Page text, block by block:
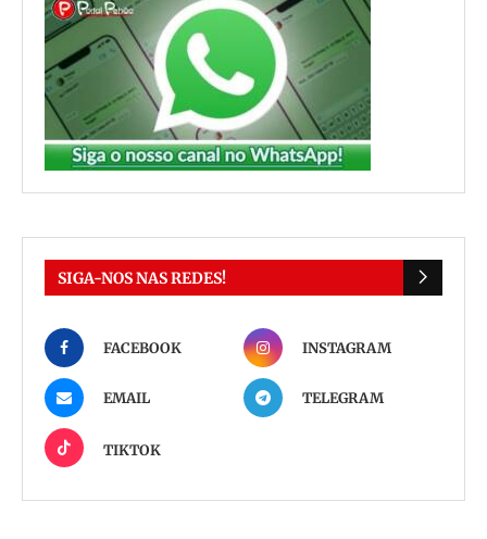
SIGA-NOS NAS REDES!
FACEBOOK INSTAGRAM
EMAIL TELEGRAM
TIKTOK